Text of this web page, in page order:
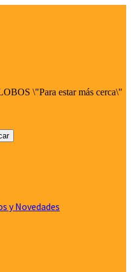
\"Para estar más cerca\"
y Novedades